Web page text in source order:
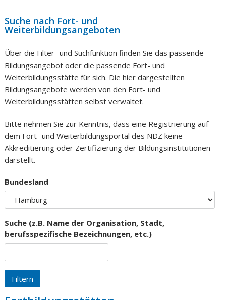
Suche nach Fort- und
Weiterbildungsangeboten
Über die Filter- und Suchfunktion finden Sie das passende
Bildungsangebot oder die passende Fort- und
Weiterbildungsstätte für sich. Die hier dargestellten
Bildungsangebote werden von den Fort- und
Weiterbildungsstätten selbst verwaltet.
Bitte nehmen Sie zur Kenntnis, dass eine Registrierung auf
dem Fort- und Weiterbildungsportal des NDZ keine
Akkreditierung oder Zertifizierung der Bildungsinstitutionen
darstellt.
Bundesland
Suche (z.B. Name der Organisation, Stadt,
berufsspezifische Bezeichnungen, etc.)
Type 2 or more characters
for results.
Filtern